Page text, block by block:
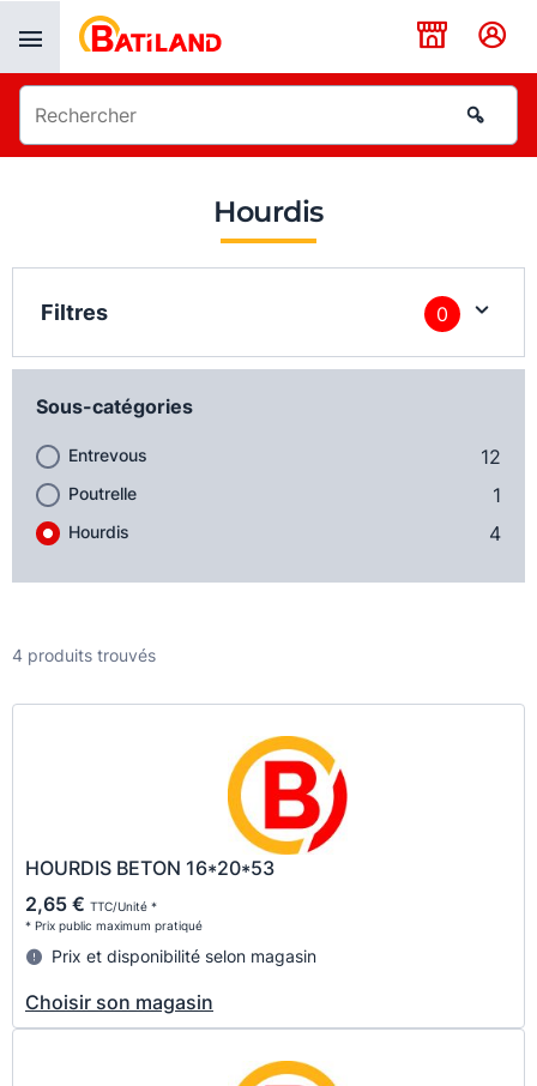
Hourdis
Filtres 0
Sous-catégories
Entrevous 12
Poutrelle 1
Hourdis 4
4 produits trouvés
HOURDIS BETON 16*20*53
2,65 € TTC/Unité *
* Prix public maximum pratiqué
Prix et disponibilité selon magasin
Choisir son magasin
Panneau de gestion des cookies